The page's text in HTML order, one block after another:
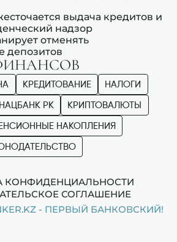
выдача кредитов и
надзор
отменять
депозитов
КРЕДИТОВАНИЕ НАЛОГИ
НАЦБАНК РК КРИПТОВАЛЮТЫ
НАКОПЛЕНИЯ
КОНФИДЕНЦИАЛЬНОСТИ
СОГЛАШЕНИЕ
- ПЕРВЫЙ БАНКОВСКИЙ!